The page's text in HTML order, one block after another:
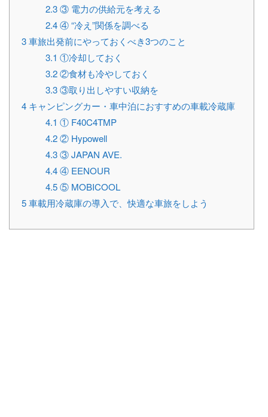
2.3③ 電力の供給元を考える
2.4④ “冷え”関係を調べる
3車旅出発前にやっておくべき3つのこと
3.1 ①冷却しておく
3.2②食材も冷やしておく
3.3③取り出しやすい収納を
4 キャンピングカー・車中泊におすすめの車載冷蔵庫
4.1 ① F40C4TMP
4.2② Hypowell
4.3③ JAPAN AVE.
4.4④ EENOUR
4.5⑤ MOBICOOL
5車載用冷蔵庫の導入で、快適な車旅をしよう